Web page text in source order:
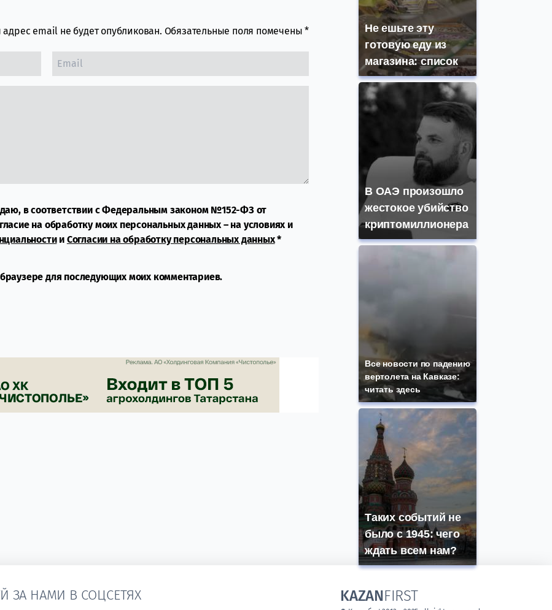
email не будет опубликован. Обязательные поля помечены*
в соответствии с Федеральным законом №152-ФЗ от
на обработку моих персональных данных – на условиях и
и Согласии на обработку персональных данных*
для последующих моих комментариев.
Не ешьте эту
готовую еду из
магазина: список
В ОАЭ произошло
жестокое убийство
криптомиллионера
Все новости по падению
вертолета на Кавказе:
читать здесь
Таких событий не
было с 1945: чего
ждать всем нам?
ЗА НАМИ В СОЦСЕТЯХ KAZANFIRST